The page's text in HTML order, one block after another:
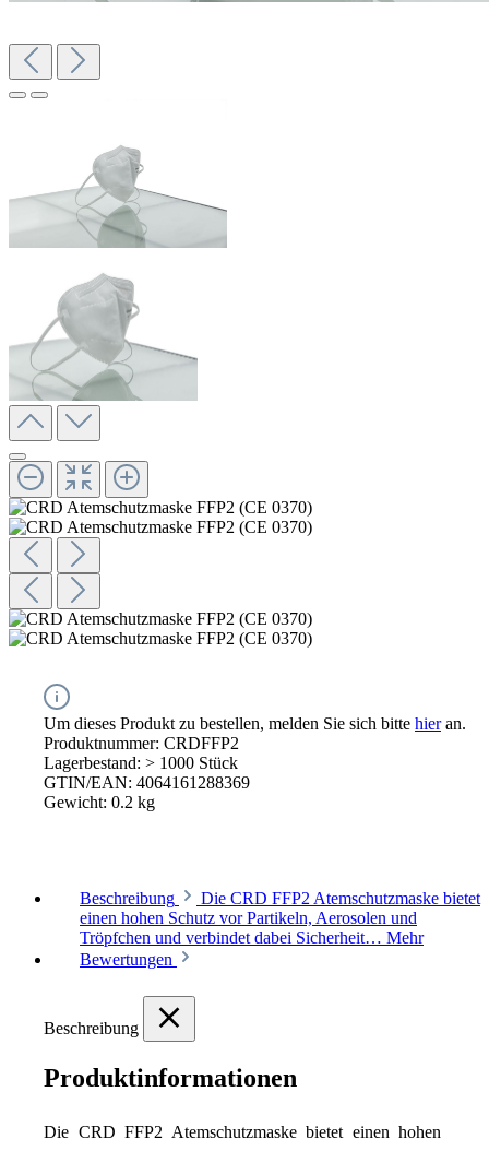
Um dieses Produkt zu bestellen, melden Sie sich bitte hieran.
Produktnummer: CRDFFP2
Lagerbestand: > 1000 Stück
GTIN/EAN: 4064161288369
Gewicht: 0.2 kg
Beschreibung
Die CRD FFP2 Atemschutzmaske bietet
einen hohen Schutz vor Partikeln, Aerosolen und
Tröpfchen und verbindet dabei Sicherheit… Mehr
Bewertungen
Beschreibung
Produktinformationen
Die CRD FFP2 Atemschutzmaske bietet einen hohen